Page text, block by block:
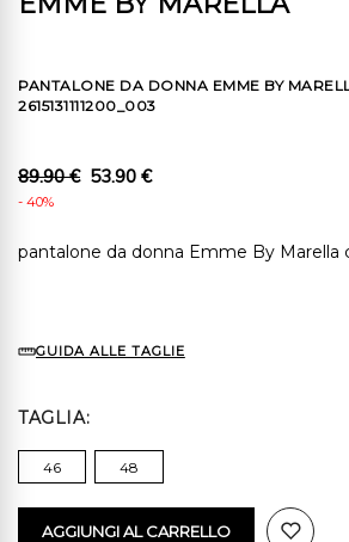
PANTALONE DA DONNA EMME BY
2615131111200_003
89.90 € 53.90 €
- 40%
pantalone da donna Emme By Marella
GUIDA ALLE TAGLIE
TAGLIA
46 48
AGGIUNGI AL CARRELLO